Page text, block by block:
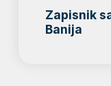
Zapisnik
Banija